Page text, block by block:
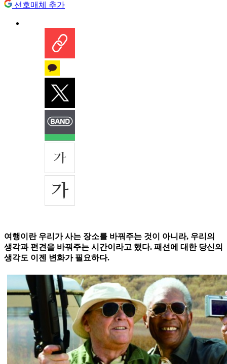
선호매체 추가
여행이란 우리가 사는 장소를 바꿔주는 것이 아니라, 우리의
생각과 편견을 바꿔주는 시간이라고 했다. 패션에 대한 당신의
생각도 이젠 변화가 필요하다.